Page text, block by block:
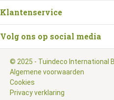
Klantenservice
Volg ons op social media
© 2025 - Tuindeco International
Algemene voorwaarden
Cookies
Privacy verklaring